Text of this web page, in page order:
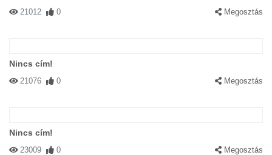
21012 0 Megosztás
Nincs cím!
21076 0 Megosztás
Nincs cím!
23009 0 Megosztás